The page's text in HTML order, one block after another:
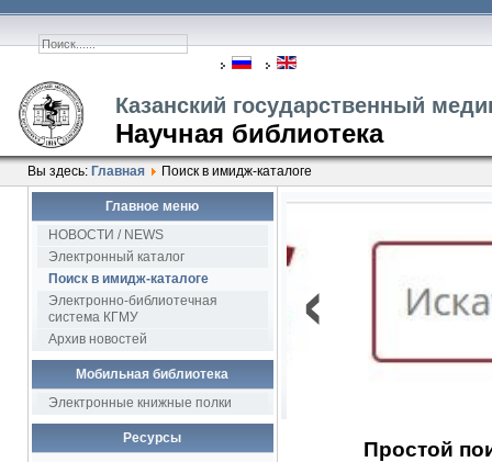
Казанский государственный
Научная библиотека
Вы здесь: Главная Поиск в имидж-каталоге
Главное меню
НОВОСТИ / NEWS
Электронный каталог
Поиск в имидж-каталоге
Электронно-библиотечная
система КГМУ
Архив новостей
Мобильная библиотека
Электронные книжные полки
Ресурсы
‹
Простой